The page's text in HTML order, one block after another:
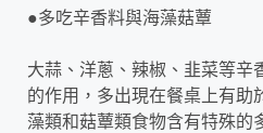
●多吃辛香料與海藻菇蕈
大蒜、洋蔥、辣椒、韭菜等辛
的作用，多出現在餐桌上有助
藻類和菇蕈類食物含有特殊的